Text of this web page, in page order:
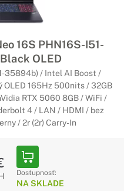
16S PHN16S-I51-
OLED
35894b) / Intel AI Boost /
OLED 165Hz 500nits / 32GB
RTX 5060 8GB / WiFi /
4 / LAN / HDMI / bez
/ 2r (2r) Carry-In
Dostupnosť:
NA SKLADE